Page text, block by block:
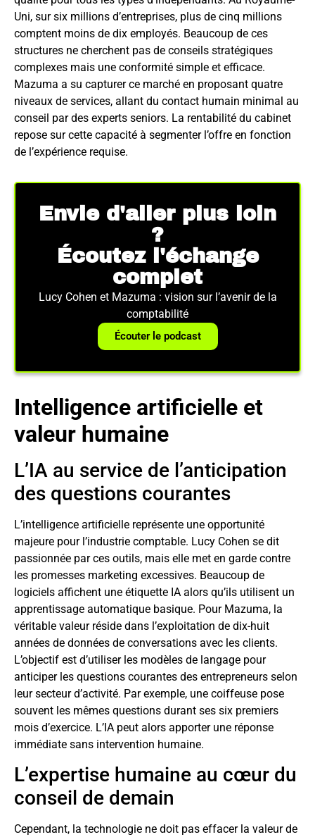
Uni, sur six millions d’entreprises, plus de cinq millions
comptent moins de dix employés. Beaucoup de ces
structures ne cherchent pas de conseils stratégiques
complexes mais une conformité simple et efficace.
Mazuma a su capturer ce marché en proposant quatre
niveaux de services, allant du contact humain minimal au
conseil par des experts seniors. La rentabilité du cabinet
repose sur cette capacité à segmenter l’offre en fonction
de l’expérience requise.
Envie d'aller plus loin
?
Écoutez l'échange
complet
Lucy Cohen et Mazuma : vision sur l’avenir de la
comptabilité
Écouter le podcast
Intelligence artificielle et
valeur humaine
L’IA au service de l’anticipation
des questions courantes
L’intelligence artificielle représente une opportunité
majeure pour l’industrie comptable. Lucy Cohen se dit
passionnée par ces outils, mais elle met en garde contre
les promesses marketing excessives. Beaucoup de
logiciels affichent une étiquette IA alors qu’ils utilisent un
apprentissage automatique basique. Pour Mazuma, la
véritable valeur réside dans l’exploitation de dix-huit
années de données de conversations avec les clients.
L’objectif est d’utiliser les modèles de langage pour
anticiper les questions courantes des entrepreneurs selon
leur secteur d’activité. Par exemple, une coiffeuse pose
souvent les mêmes questions durant ses six premiers
mois d’exercice. L’IA peut alors apporter une réponse
immédiate sans intervention humaine.
L’expertise humaine au cœur du
conseil de demain
Cependant, la technologie ne doit pas effacer la valeur de